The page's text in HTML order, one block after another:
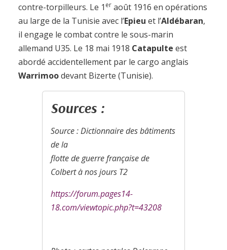
contre-torpilleurs. Le 1 er août 1916 en opérations
au large de la Tunisie avec l’Epieu et l’Aldébaran,
il engage le combat contre le sous-marin
allemand U35. Le 18 mai 1918 Catapulte est
abordé accidentellement par le cargo anglais
Warrimoodevant Bizerte (Tunisie).
Sources :
Source : Dictionnaire des bâtiments
de la
flotte de guerre française de
Colbert à nos jours T2
https://forum.pages14-
18.com/viewtopic.php?t=43208